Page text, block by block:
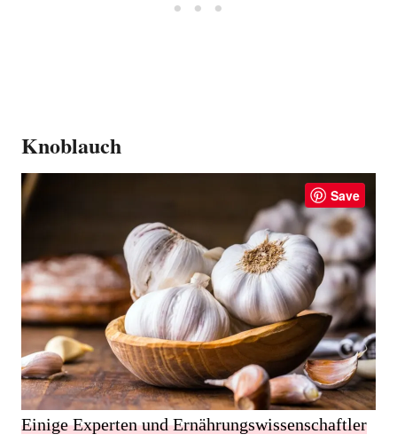
Kn​​​​oblauch
Save
Einige Experten und Ernährungswissenschaftler